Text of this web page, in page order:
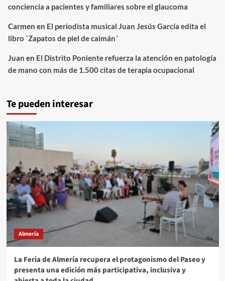
conciencia a pacientes y familiares sobre el glaucoma
Carmen en El periodista musical Juan Jesús García edita el
libro `Zapatos de piel de caimán´
Juan en El Distrito Poniente refuerza la atención en patología
de mano con más de 1.500 citas de terapia ocupacional
Te pueden interesar
Almería
La Feria de Almería recupera el protagonismo del Paseo y
presenta una edición más participativa, inclusiva y